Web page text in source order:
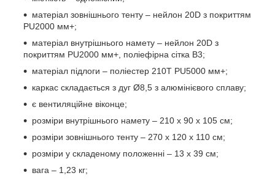
матеріал зовнішнього тенту – нейлон 20D з покриттям
PU2000 мм+;
матеріал внутрішнього намету – нейлон 20D з
покриттям PU2000 мм+, поліефірна сітка B3;
матеріал підлоги – поліестер 210T PU5000 мм+;
каркас складається з дуг Ø8,5 з алюмінієвого сплаву;
є вентиляційне віконце;
розміри внутрішнього намету – 210 х 90 х 105 см;
розміри зовнішнього тенту – 270 х 120 х 110 см;
розміри у складеному положенні – 13 х 39 см;
вага – 1,23 кг;